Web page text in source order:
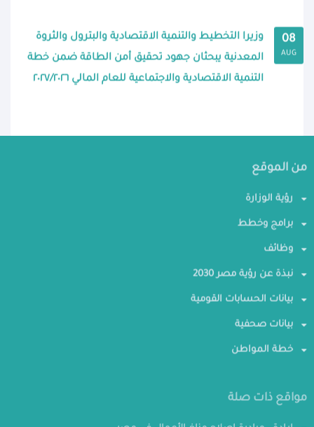
08
AUG
وزيرا التخطيط والتنمية الاقتصادية والبترول والثروة
المعدنية يبحثان جهود تحقيق أمن الطاقة ضمن خطة
التنمية الاقتصادية والاجتماعية للعام المالي ٢٠٢٧/٢٠٢٦
من الموقع
رؤية الوزارة
برامج وخطط
وظائف
نبذة عن رؤية مصر 2030
بيانات الحسابات القومية
بيانات صحفية
خطة المواطن
مواقع ذات صلة